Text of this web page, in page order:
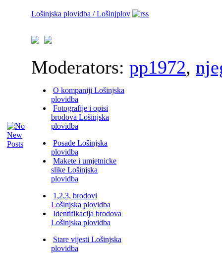
Lošinjska plovidba / Lošinjplov
Moderators: pp1972,
O kompaniji Lošinjska
plovidba
Fotografije i opisi
brodova Lošinjska
plovidba
Posade Lošinjska
plovidba
Makete i umjetnicke
slike Lošinjska
plovidba
1,2,3, brodovi
Lošinjska plovidba
Identifikacija brodova
Lošinjska plovidba
Stare vijesti Lošinjska
plovidba